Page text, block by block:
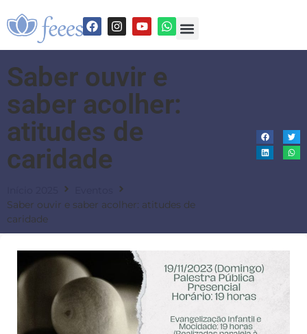
Saber ouvir e
saber acolher:
atitudes de
caridade
Saber ouvir e saber acolher: atitudes de
caridade